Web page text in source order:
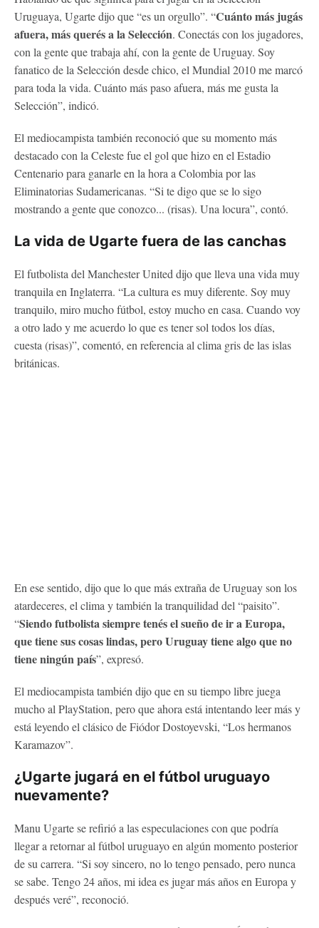
Uruguaya, Ugarte dijo que “es un orgullo”. “Cuánto más jugás
afuera, más querés a la Selección. Conectás con los jugadores,
con la gente que trabaja ahí, con la gente de Uruguay. Soy
fanatico de la Selección desde chico, el Mundial 2010 me marcó
para toda la vida. Cuánto más paso afuera, más me gusta la
Selección”, indicó.
El mediocampista también reconoció que su momento más
destacado con la Celeste fue el gol que hizo en el Estadio
Centenario para ganarle en la hora a Colombia por las
Eliminatorias Sudamericanas. “Si te digo que se lo sigo
mostrando a gente que conozco... (risas). Una locura”, contó.
La vida de Ugarte fuera de las canchas
El futbolista del Manchester United dijo que lleva una vida muy
tranquila en Inglaterra. “La cultura es muy diferente. Soy muy
tranquilo, miro mucho fútbol, estoy mucho en casa. Cuando voy
a otro lado y me acuerdo lo que es tener sol todos los días,
cuesta (risas)”, comentó, en referencia al clima gris de las islas
británicas.
En ese sentido, dijo que lo que más extraña de Uruguay son los
atardeceres, el clima y también la tranquilidad del “paisito”.
“Siendo futbolista siempre tenés el sueño de ir a Europa,
que tiene sus cosas lindas, pero Uruguay tiene algo que no
tiene ningún país”, expresó.
El mediocampista también dijo que en su tiempo libre juega
mucho al PlayStation, pero que ahora está intentando leer más y
está leyendo el clásico de Fiódor Dostoyevski, “Los hermanos
Karamazov”.
¿Ugarte jugará en el fútbol uruguayo
nuevamente?
Manu Ugarte se refirió a las especulaciones con que podría
llegar a retornar al fútbol uruguayo en algún momento posterior
de su carrera. “Si soy sincero, no lo tengo pensado, pero nunca
se sabe. Tengo 24 años, mi idea es jugar más años en Europa y
después veré”, reconoció.